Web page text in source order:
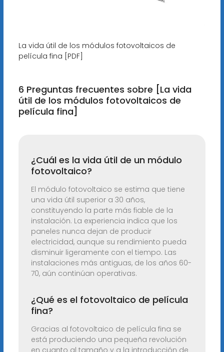
La vida útil de los módulos fotovoltaicos de
película fina [PDF]
6 Preguntas frecuentes sobre [La vida
útil de los módulos fotovoltaicos de
película fina]
¿Cuál es la vida útil de un módulo
fotovoltaico?
El módulo fotovoltaico se estima que tiene
una vida útil superior a 30 años,
constituyendo la parte más fiable de la
instalación. La experiencia indica que los
paneles nunca dejan de producir
electricidad, aunque su rendimiento pueda
disminuir ligeramente con el tiempo. Las
instalaciones más antiguas, de los años 60-
70, aún continúan operativas.
¿Qué es el fotovoltaico de película
fina?
Gracias al fotovoltaico de película fina se
está produciendo una pequeña revolución